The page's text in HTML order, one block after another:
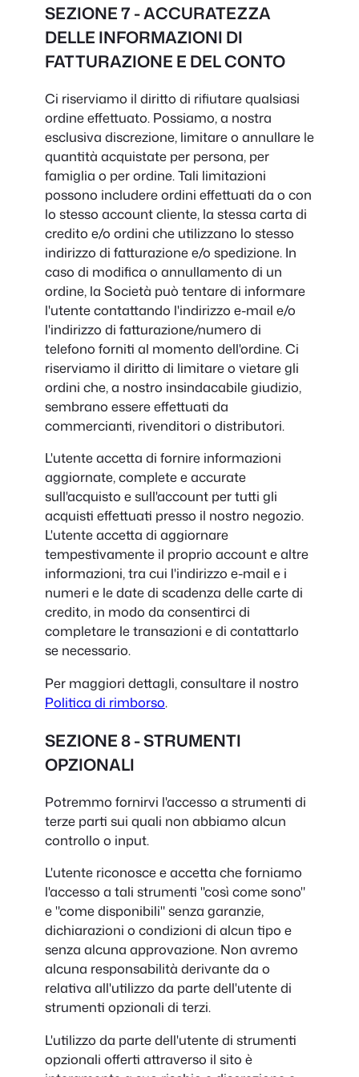
SEZIONE 7 - ACCURATEZZA
DELLE INFORMAZIONI DI
FATTURAZIONE E DEL CONTO
Ci riserviamo il diritto di rifiutare qualsiasi
ordine effettuato. Possiamo, a nostra
esclusiva discrezione, limitare o annullare le
quantità acquistate per persona, per
famiglia o per ordine. Tali limitazioni
possono includere ordini effettuati da o con
lo stesso account cliente, la stessa carta di
credito e/o ordini che utilizzano lo stesso
indirizzo di fatturazione e/o spedizione. In
caso di modifica o annullamento di un
ordine, la Società può tentare di informare
l'utente contattando l'indirizzo e-mail e/o
l'indirizzo di fatturazione/numero di
telefono forniti al momento dell'ordine. Ci
riserviamo il diritto di limitare o vietare gli
ordini che, a nostro insindacabile giudizio,
sembrano essere effettuati da
commercianti, rivenditori o distributori.
L'utente accetta di fornire informazioni
aggiornate, complete e accurate
sull'acquisto e sull'account per tutti gli
acquisti effettuati presso il nostro negozio.
L'utente accetta di aggiornare
tempestivamente il proprio account e altre
informazioni, tra cui l'indirizzo e-mail e i
numeri e le date di scadenza delle carte di
credito, in modo da consentirci di
completare le transazioni e di contattarlo
se necessario.
Per maggiori dettagli, consultare il nostro
Politica di rimborso.
SEZIONE 8 - STRUMENTI
OPZIONALI
Potremmo fornirvi l'accesso a strumenti di
terze parti sui quali non abbiamo alcun
controllo o input.
L'utente riconosce e accetta che forniamo
l'accesso a tali strumenti "così come sono"
e "come disponibili" senza garanzie,
dichiarazioni o condizioni di alcun tipo e
senza alcuna approvazione. Non avremo
alcuna responsabilità derivante da o
relativa all'utilizzo da parte dell'utente di
strumenti opzionali di terzi.
L'utilizzo da parte dell'utente di strumenti
opzionali offerti attraverso il sito è